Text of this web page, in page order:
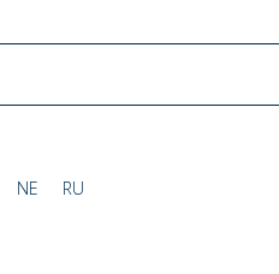
NE RU